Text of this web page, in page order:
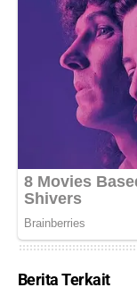
Berita Terkait